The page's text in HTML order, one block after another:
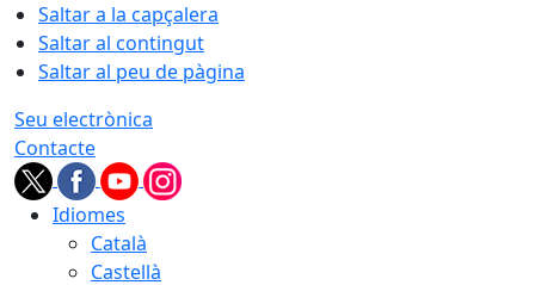
Saltar a la capçalera
Saltar al contingut
Saltar al peu de pàgina
Seu electrònica
Contacte
Idiomes
Català
Castellà